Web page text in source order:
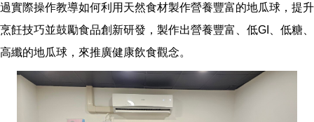
過實際操作教導如何利用天然食材製作營養豐富的地瓜球，提升
烹飪技巧並鼓勵食品創新研發，製作出營養豐富、低GI、低糖、
高纖的地瓜球，來推廣健康飲食觀念。